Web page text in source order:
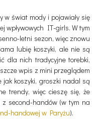
w świat mody i pojawiały się
wpływowych IT-girls. W tym
letni sezon, więc znowu
lubię koszyki, ale nie są
dla nich tradycyjne torebki,
wpis z mini przeglądem
jak koszyki, groszki nadal są
trendy, więc cieszę się, że
second-handów (w tym na
handowej w Paryżu).